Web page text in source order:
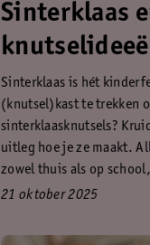
Sinterklaas
Sinterklaas is hét
(knutsel)kast te trekken
sinterklaasknutsels?
uitleg hoe je ze maakt.
zowel thuis als op
21 oktober 2025